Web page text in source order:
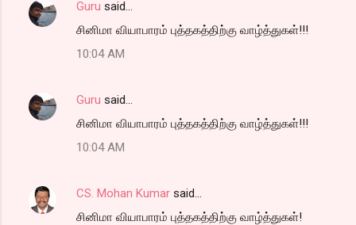
Guru said…
சினிமா வியாபாரம் புத்தகத்திற்கு வாழ்த்துகள்!!!
10:04 AM
Guru said…
சினிமா வியாபாரம் புத்தகத்திற்கு வாழ்த்துகள்!!!
10:04 AM
CS. Mohan Kumar said…
சினிமா வியாபாரம் புத்தகத்திற்கு வாழ்த்துகள்!